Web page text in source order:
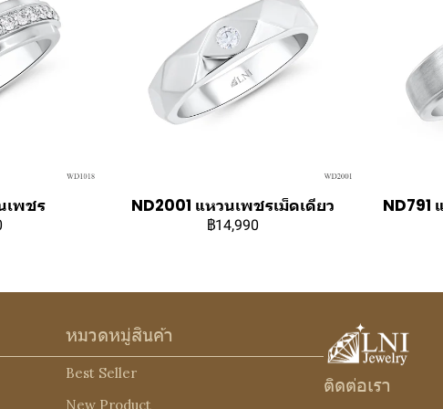
เพชร ND2001 แหวนเพชรเม็ดเดียว
฿14,990
ND791
หมวดหมู่สินค้า
Best Seller
New Product
ติดต่อเรา